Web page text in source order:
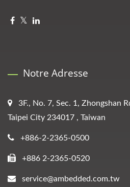
Notre Adresse
3F., No. 7, Sec. 1, Zhongshan
Taipei City 234017 , Taiwan
+886-2-2365-0500
+886 2-2365-0520
service@ambedded.com.tw